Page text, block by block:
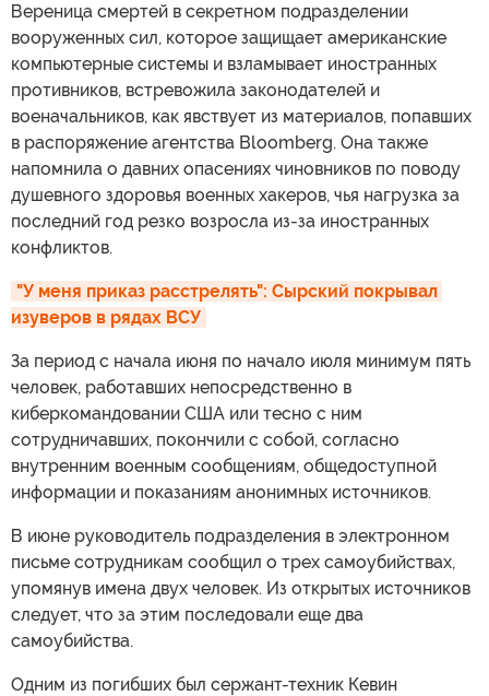
Вереница смертей в секретном подразделении
вооруженных сил, которое защищает американские
компьютерные системы и взламывает иностранных
противников, встревожила законодателей и
военачальников, как явствует из материалов, попавших
в распоряжение агентства Bloomberg. Она также
напомнила о давних опасениях чиновников по поводу
душевного здоровья военных хакеров, чья нагрузка за
последний год резко возросла из-за иностранных
конфликтов.
"У меня приказ расстрелять": Сырский покрывал
изуверов в рядах ВСУ
За период с начала июня по начало июля минимум пять
человек, работавших непосредственно в
киберкомандовании США или тесно с ним
сотрудничавших, покончили с собой, согласно
внутренним военным сообщениям, общедоступной
информации и показаниям анонимных источников.
В июне руководитель подразделения в электронном
письме сотрудникам сообщил о трех самоубийствах,
упомянув имена двух человек. Из открытых источников
следует, что за этим последовали еще два
самоубийства.
Одним из погибших был сержант-техник Кевин